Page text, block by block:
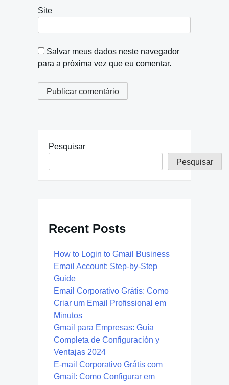
Site
Salvar meus dados neste navegador
para a próxima vez que eu comentar.
Pesquisar
Pesquisar
Recent Posts
How to Login to Gmail Business
Email Account: Step-by-Step
Guide
Email Corporativo Grátis: Como
Criar um Email Profissional em
Minutos
Gmail para Empresas: Guía
Completa de Configuración y
Ventajas 2024
E-mail Corporativo Grátis com
Gmail: Como Configurar em